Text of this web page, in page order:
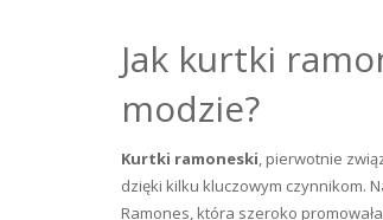
Jak kurtki
modzie?
Kurtki ramoneski, pierwotnie
dzięki kilku kluczowym czynnikom.
Ramones, która szeroko